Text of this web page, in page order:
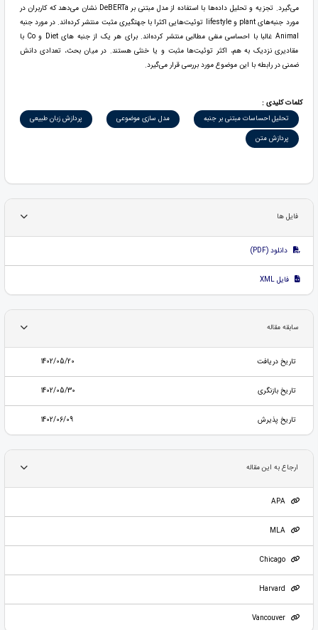
می‌گیرد. تجزیه و تحلیل داده‌ها با استفاده از مدل مبتنی بر DeBERTa نشان می‌دهد که کاربران در
مورد جنبه‌های plant و lifestyle توئیت‌هایی اکثرا با جهتگیری مثبت منتشر کرده‌اند. در مورد جنبه
Animal غالبا با احساسی منفی مطالبی منتشر کرده‌اند. برای هر یک از جنبه های Diet و Co با
مقادیری نزدیک به هم، اکثر توئیت‌ها مثبت و یا خنثی هستند. در میان بحث، تعدادی دانش
ضمنی در رابطه با این موضوع مورد بررسی قرار می‌گیرد.
کلمات کلیدی :
تحلیل احساسات مبتنی بر جنبه
مدل سازی موضوعی
پردازش زبان طبیعی
پردازش متن
فایل ها
دانلود (PDF)
فایل XML
سابقه مقاله
تاریخ دریافت 1402/05/20
تاریخ بازنگری 1402/05/30
تاریخ پذیرش 1402/06/09
ارجاع به این مقاله
APA
MLA
Chicago
Vancouver